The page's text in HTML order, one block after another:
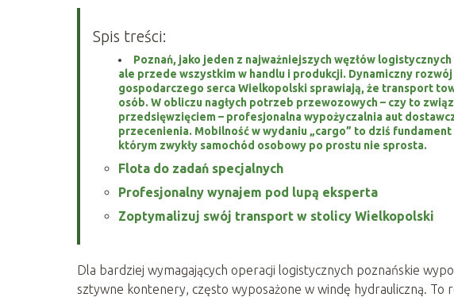
Spis treści:
Poznań, jako jeden z najważniejszych węzłów
ale przede wszystkim w handlu i produkcji. Dynamiczny
gospodarczego serca Wielkopolski sprawiają, że transport
osób. W obliczu nagłych potrzeb przewozowych – czy to
przedsięwzięciem – profesjonalna wypożyczalnia aut
przecenienia. Mobilność w wydaniu „cargo” to dziś
którym zwykły samochód osobowy po prostu nie sprosta.
Flota do zadań specjalnych
Profesjonalny wynajem pod lupą eksperta
Zoptymalizuj swój transport w stolicy Wielkopolski
Dla bardziej wymagających operacji logistycznych poznańskie
sztywne kontenery, często wyposażone w windę hydrauliczną. To